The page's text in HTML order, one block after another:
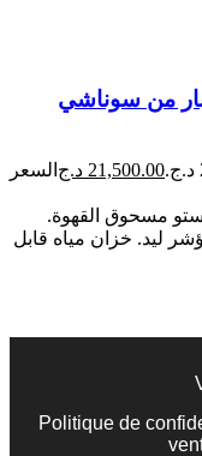
21,500.00 د.ج السعر
مسحوق القهوة.
ليد. خزان مياه قابل
Politique de